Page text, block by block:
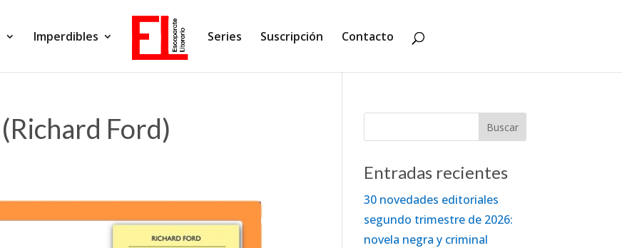
Imperdibles Series Suscripción Contacto
Ford)
Entradas recientes
30 novedades editoriales
segundo trimestre de 2026:
novela negra y criminal